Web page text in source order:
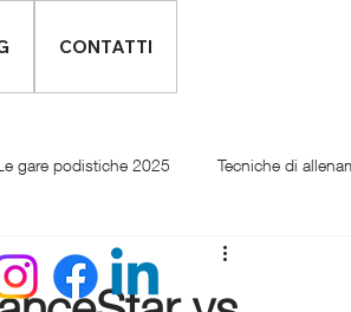
CONTATTI
gare podistiche 2025 Tecniche di